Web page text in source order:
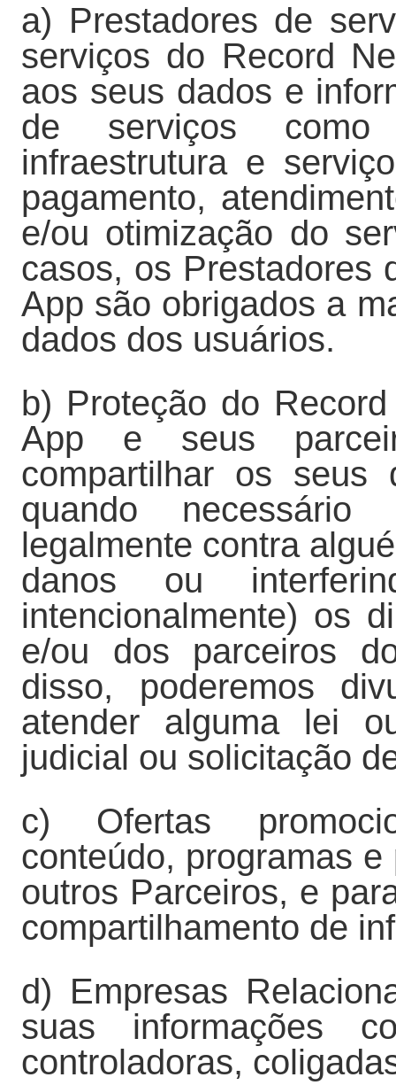
a) Prestadores de
serviços do Record
aos seus dados e
de serviços como
infraestrutura e
pagamento,
e/ou otimização do
casos, os Prestadores
App são obrigados a
dados dos usuários.
b) Proteção do
App e seus
compartilhar os seus
quando
legalmente contra
danos ou
intencionalmente) os
e/ou dos parceiros
disso, poderemos
atender alguma lei
judicial ou solicitação
c) Ofertas
conteúdo, programas
outros Parceiros, e
compartilhamento de
d) Empresas
suas informações
controladoras,